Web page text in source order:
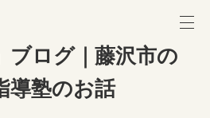
ブログ｜藤沢市の
導塾のお話